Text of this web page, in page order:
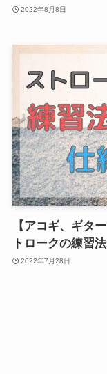
2022年8月8日
【アコギ、ギタ
トロークの練習
2022年7月28日